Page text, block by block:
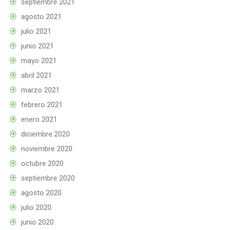
septiembre 2021
agosto 2021
julio 2021
junio 2021
mayo 2021
abril 2021
marzo 2021
febrero 2021
enero 2021
diciembre 2020
noviembre 2020
octubre 2020
septiembre 2020
agosto 2020
julio 2020
junio 2020